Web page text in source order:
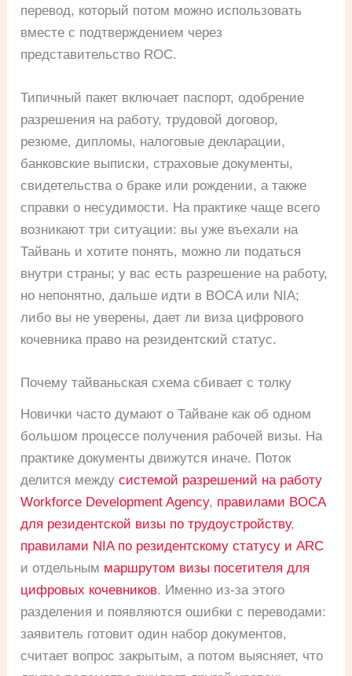
перевод, который потом можно использовать
вместе с подтверждением через
представительство ROC.
Типичный пакет включает паспорт, одобрение
разрешения на работу, трудовой договор,
резюме, дипломы, налоговые декларации,
банковские выписки, страховые документы,
свидетельства о браке или рождении, а также
справки о несудимости. На практике чаще всего
возникают три ситуации: вы уже въехали на
Тайвань и хотите понять, можно ли податься
внутри страны; у вас есть разрешение на работу,
но непонятно, дальше идти в BOCA или NIA;
либо вы не уверены, дает ли виза цифрового
кочевника право на резидентский статус.
Почему тайваньская схема сбивает с толку
Новички часто думают о Тайване как об одном
большом процессе получения рабочей визы. На
практике документы движутся иначе. Поток
делится междусистемой разрешений на работу
Workforce Development Agency, правилами BOCA
для резидентской визы по трудоустройству,
правилами NIA по резидентскому статусу и ARC
и отдельным маршрутом визы посетителя для
цифровых кочевников. Именно из-за этого
разделения и появляются ошибки с переводами:
заявитель готовит один набор документов,
считает вопрос закрытым, а потом выясняет, что